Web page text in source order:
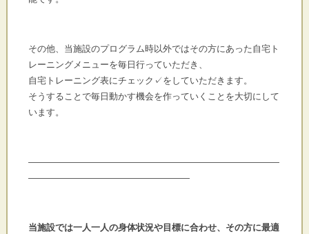
その他、当施設のプログラム時以外ではその方にあった自宅ト
レーニングメニューを毎日行っていただき、
自宅トレーニング表にチェック✓をしていただきます。
そうすることで毎日動かす機会を作っていくことを大切にして
います。
――――――――――――――――――――――――――――
――――――――――――――――――
当施設では一人一人の身体状況や目標に合わせ、その方に最適